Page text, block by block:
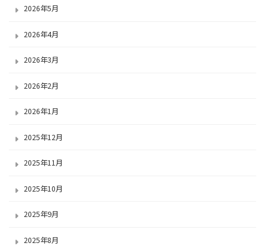
2026年5月
2026年4月
2026年3月
2026年2月
2026年1月
2025年12月
2025年11月
2025年10月
2025年9月
2025年8月